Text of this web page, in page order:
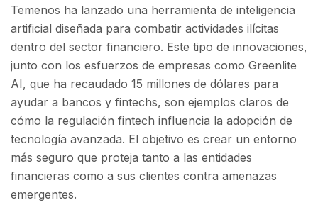
Temenos ha lanzado una herramienta de inteligencia
artificial diseñada para combatir actividades ilícitas
dentro del sector financiero. Este tipo de innovaciones,
junto con los esfuerzos de empresas como Greenlite
AI, que ha recaudado 15 millones de dólares para
ayudar a bancos y fintechs, son ejemplos claros de
cómo la regulación fintech influencia la adopción de
tecnología avanzada. El objetivo es crear un entorno
más seguro que proteja tanto a las entidades
financieras como a sus clientes contra amenazas
emergentes.